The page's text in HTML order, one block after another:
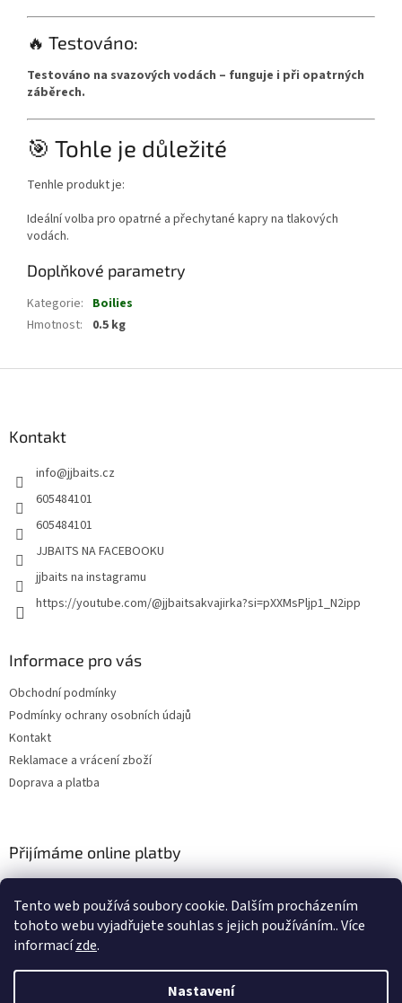
Tento web používá soubory cookie. Dalším procházením
tohoto webu vyjadřujete souhlas s jejich používáním.. Více
informacízde.
Nastavení
🔥 Testováno:
Testováno na svazových vodách – funguje i při opatrných
záběrech.
🎯 Tohle je důležité
Tenhle produkt je:
Ideální volba pro opatrné a přechytané kapry na tlakových
vodách.
Doplňkové parametry
Kategorie: Boilies
Hmotnost: 0.5 kg
Kontakt
info@jjbaits.cz
605484101
605484101
JJBAITS NA FACEBOOKU
jjbaits na instagramu
https://youtube.com/@jjbaitsakvajirka?si=pXXMsPljp1_N2ipp
Informace pro vás
Obchodní podmínky
Podmínky ochrany osobních údajů
Kontakt
Reklamace a vrácení zboží
Doprava a platba
Přijímáme online platby
Vytvořil Shoptet